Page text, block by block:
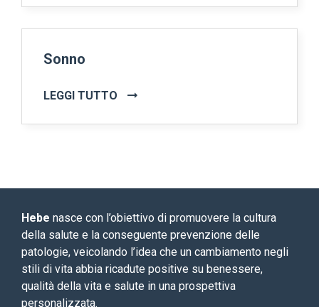
Sonno
LEGGI TUTTO
Hebe nasce con l’obiettivo di promuovere la cultura
della salute e la conseguente prevenzione delle
patologie, veicolando l’idea che un cambiamento negli
stili di vita abbia ricadute positive su benessere,
qualità della vita e salute in una prospettiva
personalizzata.